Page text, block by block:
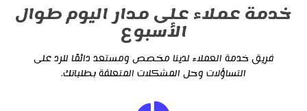
خدمة عملاء على مدار اليوم طوال
الأسبوع
فريق خدمة العملاء لدينا مخصص ومستعد دائمًا للرد على
التساؤلات وحل المشكلات المتعلقة بطلباتك.